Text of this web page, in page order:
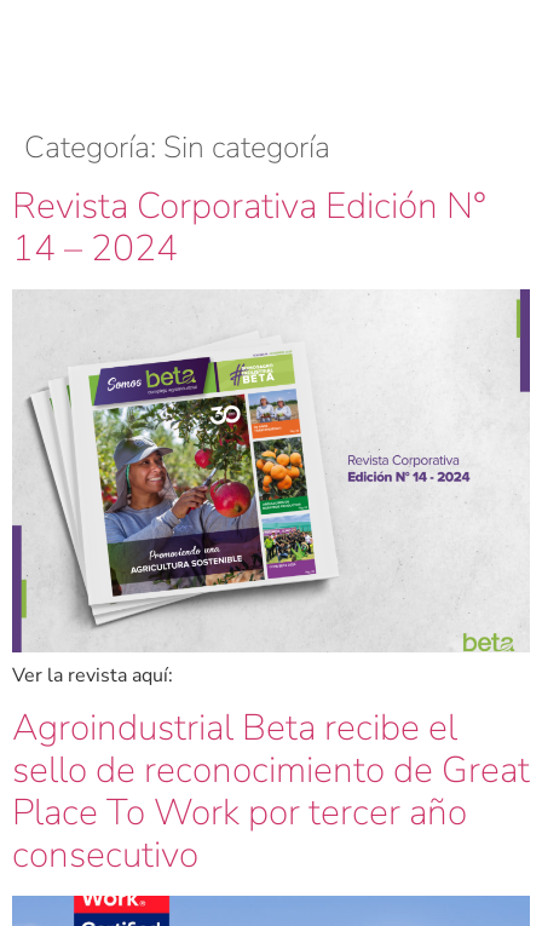
Categoría: Sin categoría
Revista Corporativa Edición N°
14 – 2024
Ver la revista aquí:
Agroindustrial Beta recibe el
sello de reconocimiento de Great
Place To Work por tercer año
consecutivo